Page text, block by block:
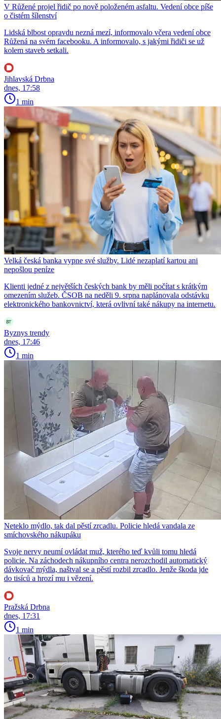
V Růžené projel řidič po nově položeném asfaltu. Vedení obce píše
o čistém šílenství
Lidská blbost opravdu nezná mezí, informovalo včera vedení obce
Růžená na svém facebooku. A informovalo, s jakými řidiči se už
kolem staveb setkali.
Jihlavská Drbna
dnes, 17:58
1 min
Velká česká banka vypne své služby. Lidé nezaplatí kartou ani
nepošlou peníze
Klienti jedné z největších českých bank by měli počítat s krátkým
omezením služeb. ČSOB na neděli 9. srpna naplánovala odstávku
elektronického bankovnictví, která ovlivní také nákupy na internetu.
Byznys trendy
dnes, 17:46
1 min
Neteklo mýdlo, tak dal pěstí zrcadlu. Policie hledá vandala ze
smíchovského nákupáku
Svoje nervy neumí ovládat muž, kterého teď kvůli tomu hledá
policie. Na záchodech nákupního centra nerozchodil automatický
dávkovač mýdla, naštval se a pěstí rozbil zrcadlo. Jenže škoda jde
do tisíců a hrozí mu i vězení.
Pražská Drbna
dnes, 17:31
1 min